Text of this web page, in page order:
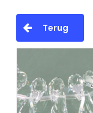
Terug